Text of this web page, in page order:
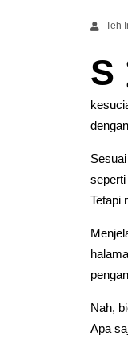
Teh
S
Tetapi
Nah,
Apa